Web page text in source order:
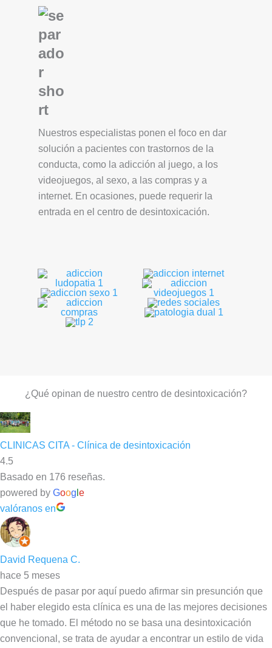
Nuestros especialistas ponen el foco en dar
solución a pacientes con trastornos de la
conducta, como la adicción al juego, a los
videojuegos, al sexo, a las compras y a
internet. En ocasiones, puede requerir la
entrada en el centro de desintoxicación.
¿Qué opinan de nuestro centro de desintoxicación?
CLINICAS CITA - Clínica de desintoxicación
4.5
Basado en 176 reseñas.
powered by Goog e
valóranos en
David Requena C.
hace 5 meses
Después de pasar por aquí puedo afirmar sin presunción que
el haber elegido esta clínica es una de las mejores decisiones
que he tomado. El método no se basa una desintoxicación
convencional, se trata de ayudar a encontrar un estilo de vida